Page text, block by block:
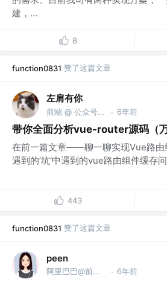
建，...
8
function0831 赞了这篇文章
左肩有你
前端 @ 公众号「徐的理想国」 @天喻信息 · 6年前
带你全面分析vue-router源码（万
在前一篇文章——聊一聊实现Vue路由
遇到的’坑‘中遇到的vue路由组件缓存
443
function0831 赞了这篇文章
peen
阿里巴巴@前端 @公众号：@前端加加，阿里巴巴 · 6年前